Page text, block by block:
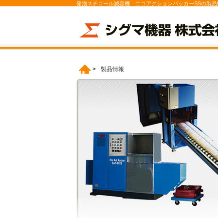
発泡スチロール減容機 エコアクションパッカーSSの製品
> 製品情報